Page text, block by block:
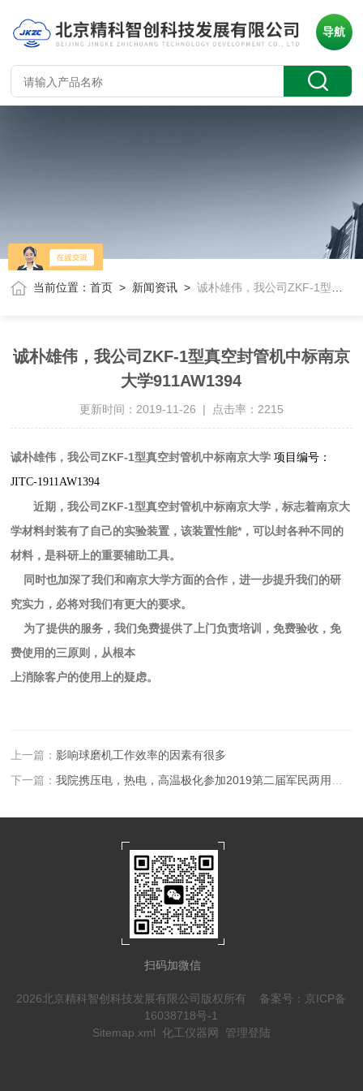
导航
当前位置：首页 > 新闻资讯 >诚朴雄伟，我公司ZKF-1型真空封管机中标南京大学911AW1394
诚朴雄伟，我公司ZKF-1型真空封管机中标南京
大学911AW1394
更新时间：2019-11-26 | 点击率：2215
诚朴雄伟，我公司ZKF-1型真空封管机中标南京大学项目编号：
JITC-1911AW1394
近期，我公司ZKF-1型真空封管机中标南京大学，标志着南京大
学材料封装有了自己的实验装置，该装置性能*，可以封各种不同的
材料，是科研上的重要辅助工具。
同时也加深了我们和南京大学方面的合作，进一步提升我们的研
究实力，必将对我们有更大的要求。
为了提供的服务，我们免费提供了上门负责培训，免费验收，免
费使用的三原则，从根本
上消除客户的使用上的疑虑。
上一篇：影响球磨机工作效率的因素有很多
下一篇：我院携压电，热电，高温极化参加2019第二届军民两用热管理新材料论坛
扫码加微信
2026北京精科智创科技发展有限公司版权所有 备案号：京ICP备
16038718号-1
Sitemap.xml 化工仪器网 管理登陆